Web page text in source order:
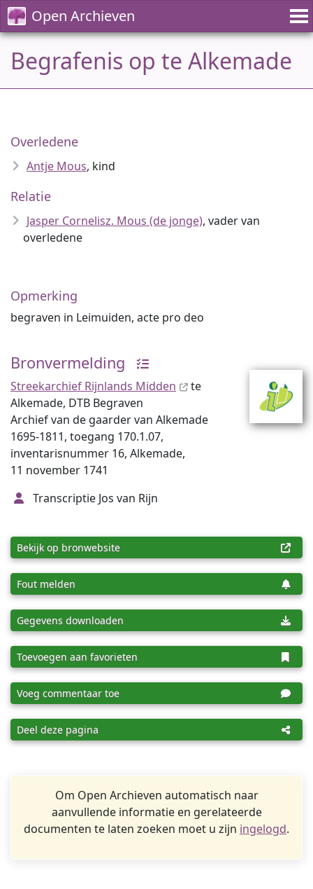
Open Archieven
Begrafenis op te Alkemade
Overledene
Antje Mous, kind
Relatie
Jasper Cornelisz. Mous (de jonge), vader van
overledene
Opmerking
begraven in Leimuiden, acte pro deo
Bronvermelding
Streekarchief Rijnlands Midden
te
Alkemade, DTB Begraven
Archief van de gaarder van Alkemade
1695-1811, toegang 170.1.07,
inventarisnummer 16, Alkemade,
11 november 1741
Transcriptie Jos van Rijn
Bekijk op bronwebsite
Fout melden
Gegevens downloaden
Toevoegen aan favorieten
Voeg commentaar toe
Deel deze pagina
Om Open Archieven automatisch naar
aanvullende informatie en gerelateerde
documenten te laten zoeken moet u zijn ingelogd.